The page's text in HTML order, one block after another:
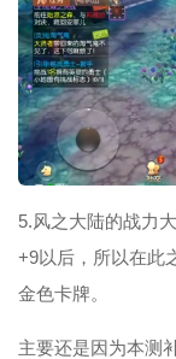
5.风之大陆的战力
+9以后，所以在此
金色卡牌。
主要还是因为本测